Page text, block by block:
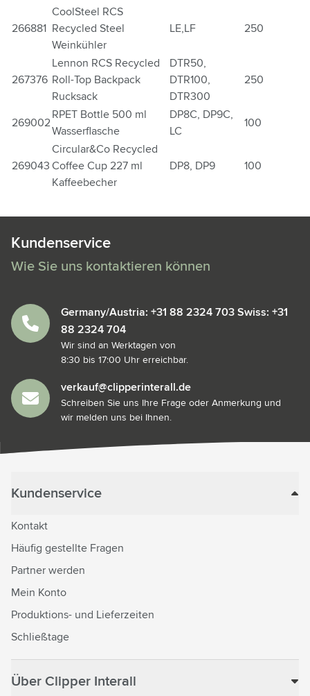
266881
CoolSteel RCS
Recycled Steel
Weinkühler
LE,LF 250
267376
Lennon RCS Recycled
Roll-Top Backpack
Rucksack
DTR50,
DTR100,
DTR300
250
269002
RPET Bottle 500 ml
Wasserflasche
DP8C, DP9C,
LC
100
269043
Circular&Co Recycled
Coffee Cup 227 ml
Kaffeebecher
DP8, DP9 100
Kundenservice
Wie Sie uns kontaktieren können
Germany/Austria: +31 88 2324 703 Swiss: +31
88 2324 704
Wir sind an Werktagen von
8:30 bis 17:00 Uhr erreichbar.
verkauf@clipperinterall.de
Schreiben Sie uns Ihre Frage oder Anmerkung und
wir melden uns bei Ihnen.
Kundenservice
Kontakt
Häufig gestellte Fragen
Partner werden
Mein Konto
Produktions- und Lieferzeiten
Schließtage
Über Clipper Interall